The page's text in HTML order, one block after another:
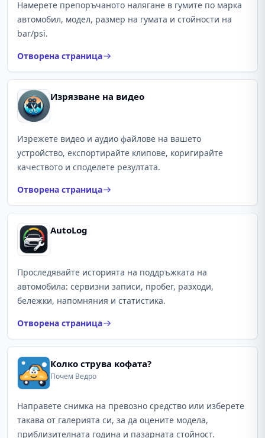
Намерете препоръчаното налягане в гумите по марка
автомобил, модел, размер на гумата и стойности на
bar/psi.
Отворена страница
Изрязване на видео
Изрежете видео и аудио файлове на вашето
устройство, експортирайте клипове, коригирайте
качеството и споделете резултата.
Отворена страница
AutoLog
Проследявайте историята на поддръжката на
автомобила: сервизни записи, пробег, разходи,
бележки, напомняния и статистика.
Отворена страница
Колко струва кофата?
Почем Ведро
Направете снимка на превозно средство или изберете
такава от галерията си, за да оцените модела,
приблизителната година и пазарната стойност.